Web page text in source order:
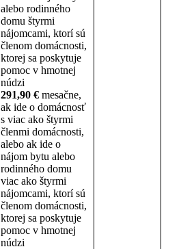
alebo rodinného
domu štyrmi
nájomcami, ktorí sú
členom domácnosti,
ktorej sa poskytuje
pomoc v hmotnej
núdzi
291,90 € mesačne,
ak ide o domácnosť
s viac ako štyrmi
členmi domácnosti,
alebo ak ide o
nájom bytu alebo
rodinného domu
viac ako štyrmi
nájomcami, ktorí sú
členom domácnosti,
ktorej sa poskytuje
pomoc v hmotnej
núdzi